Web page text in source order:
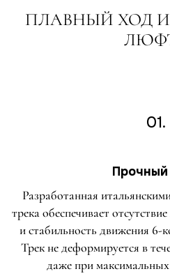
ПЛАВНЫЙ ХОД
01.
Прочный
Разработанная
трека обеспечивает
и стабильность движения 6-
Трек не деформируется в
даже при максимальных